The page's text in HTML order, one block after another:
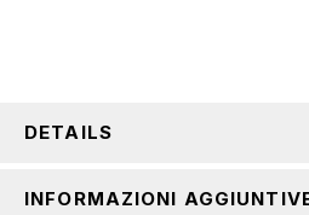
DETAILS
INFORMAZIONI